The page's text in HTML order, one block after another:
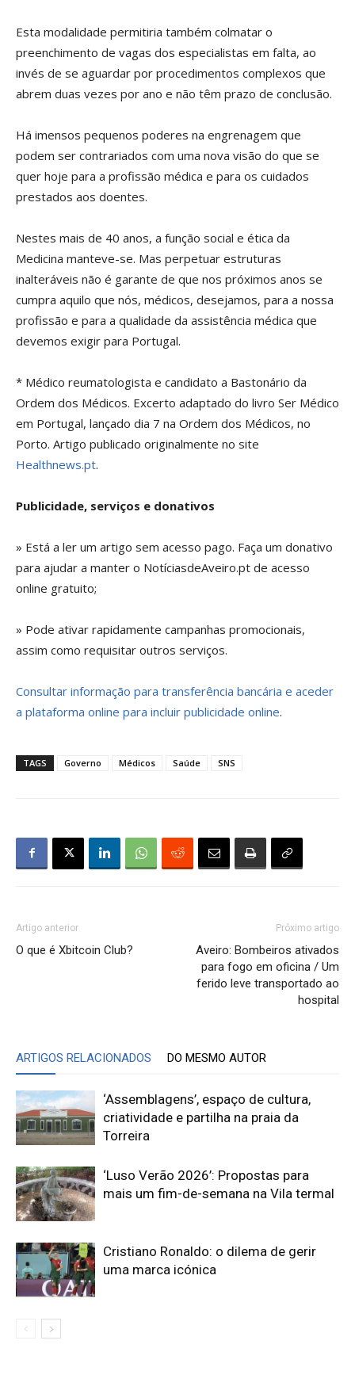
Esta modalidade permitiria também colmatar o
preenchimento de vagas dos especialistas em falta, ao
invés de se aguardar por procedimentos complexos que
abrem duas vezes por ano e não têm prazo de conclusão.
Há imensos pequenos poderes na engrenagem que
podem ser contrariados com uma nova visão do que se
quer hoje para a profissão médica e para os cuidados
prestados aos doentes.
Nestes mais de 40 anos, a função social e ética da
Medicina manteve-se. Mas perpetuar estruturas
inalteráveis não é garante de que nos próximos anos se
cumpra aquilo que nós, médicos, desejamos, para a nossa
profissão e para a qualidade da assistência médica que
devemos exigir para Portugal.
* Médico reumatologista e candidato a Bastonário da
Ordem dos Médicos. Excerto adaptado do livro Ser Médico
em Portugal, lançado dia 7 na Ordem dos Médicos, no
Porto. Artigo publicado originalmente no site
Healthnews.pt.
Publicidade, serviços e donativos
» Está a ler um artigo sem acesso pago. Faça um donativo
para ajudar a manter o NotíciasdeAveiro.pt de acesso
online gratuito;
» Pode ativar rapidamente campanhas promocionais,
assim como requisitar outros serviços.
Consultar informação para transferência bancária e aceder
a plataforma online para incluir publicidade online.
TAGS Governo Médicos Saúde SNS
Artigo anterior
O que é Xbitcoin Club?
Próximo artigo
Aveiro: Bombeiros ativados
para fogo em oficina / Um
ferido leve transportado ao
hospital
ARTIGOS RELACIONADOS DO MESMO AUTOR
‘Assemblagens’, espaço de cultura,
criatividade e partilha na praia da
Torreira
‘Luso Verão 2026’: Propostas para
mais um fim-de-semana na Vila termal
Cristiano Ronaldo: o dilema de gerir
uma marca icónica